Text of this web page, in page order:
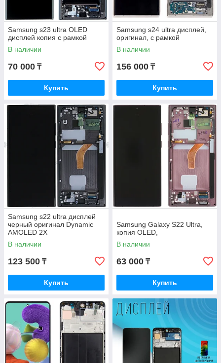
Samsung s23 ultra OLED
дисплей копия с рамкой
В наличии
70 000 ₸
Купить
Samsung s24 ultra дисплей,
оригинал, с рамкой
В наличии
156 000 ₸
Купить
Samsung s22 ultra дисплей
черный оригинал Dynamic
AMOLED 2X
В наличии
123 500 ₸
Купить
Samsung Galaxy S22 Ultra,
копия OLED,
В наличии
63 000 ₸
Купить